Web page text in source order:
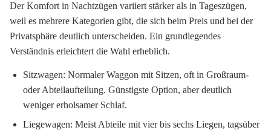
Der Komfort in Nachtzügen variiert stärker als in Tageszügen,
weil es mehrere Kategorien gibt, die sich beim Preis und bei der
Privatsphäre deutlich unterscheiden. Ein grundlegendes
Verständnis erleichtert die Wahl erheblich.
Sitzwagen: Normaler Waggon mit Sitzen, oft in Großraum-
oder Abteilaufteilung. Günstigste Option, aber deutlich
weniger erholsamer Schlaf.
Liegewagen: Meist Abteile mit vier bis sechs Liegen, tagsüber